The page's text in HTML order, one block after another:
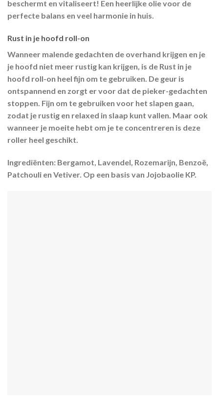
beschermt en vitaliseert! Een heerlijke olie voor de
perfecte balans en veel harmonie in huis.
Rust in je hoofd roll-on
Wanneer malende gedachten de overhand krijgen en je
je hoofd niet meer rustig kan krijgen, is de Rust in je
hoofd roll-on heel fijn om te gebruiken. De geur is
ontspannend en zorgt er voor dat de pieker-gedachten
stoppen. Fijn om te gebruiken voor het slapen gaan,
zodat je rustig en relaxed in slaap kunt vallen. Maar ook
wanneer je moeite hebt om je te concentreren is deze
roller heel geschikt.
Ingrediënten: Bergamot, Lavendel, Rozemarijn, Benzoë,
Patchouli en Vetiver. Op een basis van Jojobaolie KP.